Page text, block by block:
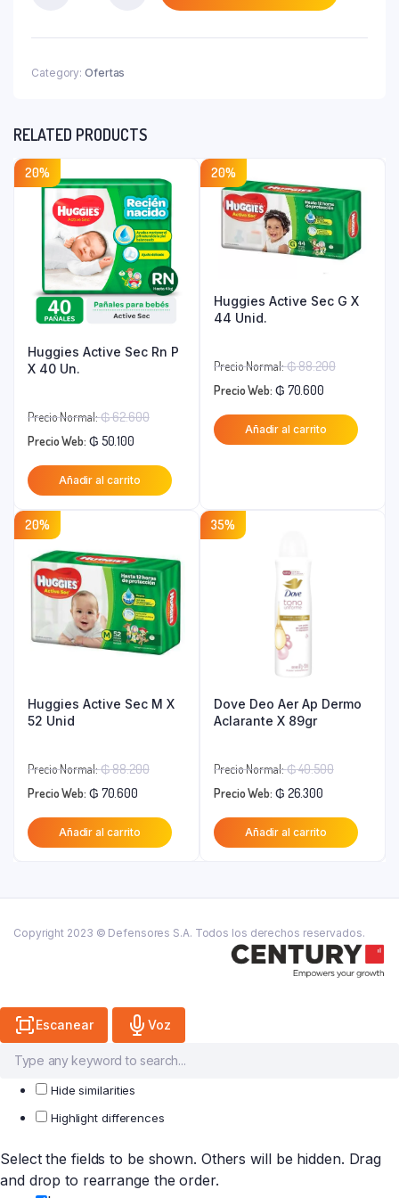
₲ 21.000.
X
Category: Ofertas
RELATED PRODUCTS
20%
Huggies Active Sec Rn P
X 40 Un.
Precio Normal:₲62.600El
original
era:
₲ 62.600.
Precio Web: ₲ 50.100
precio
actual
Añadir al carrito
20%
Huggies Active Sec G X
44 Unid.
Precio Normal:₲88.200El
original
era:
Precio Web: ₲ 70.600
precio
actual
Añadir al carrito
20%
Huggies Active Sec M X
52 Unid
Precio Normal:₲88.200El
original
era:
Precio Web: ₲ 70.600
precio
actual
Añadir al carrito
35%
Dove Deo Aer Ap Dermo
Aclarante X 89gr
Precio Normal:₲40.500El
original
era:
Precio Web: ₲ 26.300
precio
actual
Añadir al carrito
Copyright 2023 © Defensores S.A. Todos los derechos reservados.
Escanear Voz
Hide similarities
Highlight differences
Select the fields to be shown. Others will be hidden. Drag
and drop to rearrange the order.